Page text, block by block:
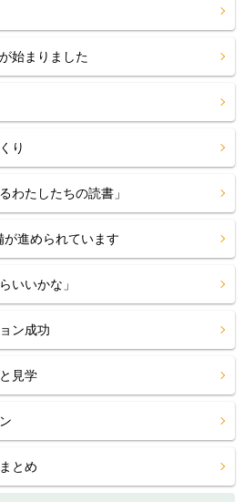
始まりました
り
わたしたちの読書」
進められています
いいかな」
ン成功
見学
とめ